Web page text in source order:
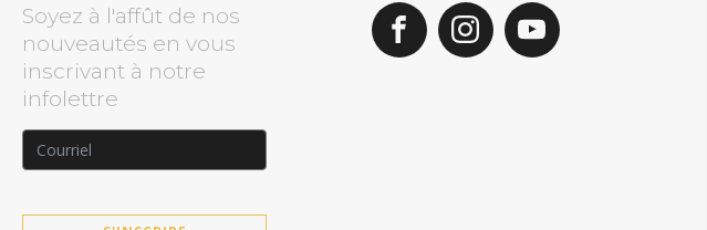
Soyez à l'affût de nos
nouveautés en vous
inscrivant à notre
infolettre